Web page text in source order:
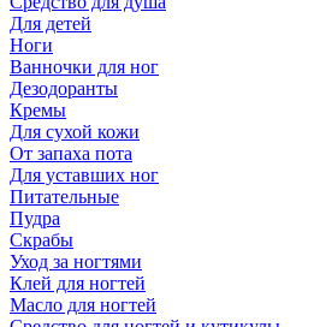
Для детей
Ноги
Ванночки для ног
Дезодоранты
Кремы
Для сухой кожи
От запаха пота
Для уставших ног
Питательные
Пудра
Скрабы
Уход за ногтями
Клей для ногтей
Масло для ногтей